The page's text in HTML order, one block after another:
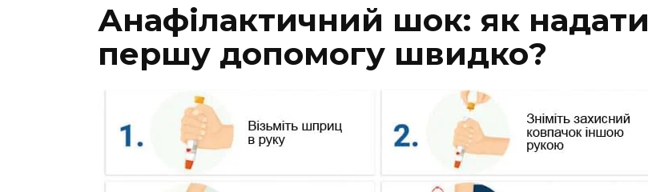
Анафілактичний шок: як надати
першу допомогу швидко?